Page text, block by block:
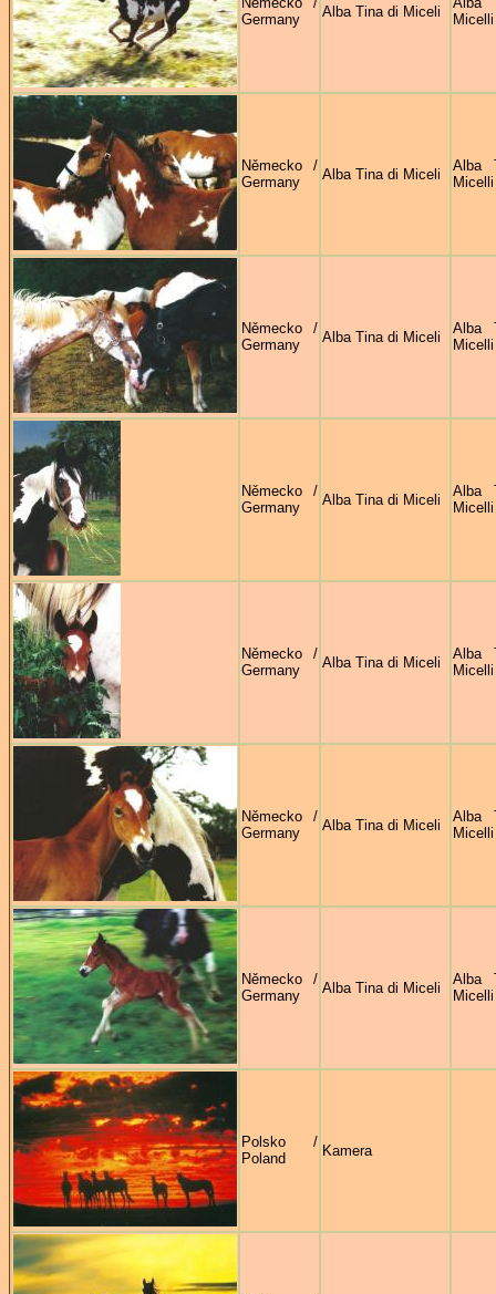
Germany
Alba Tina di Miceli
Micelli
Německo /
Germany
Alba Tina di Miceli
Alba
Micelli
Německo /
Germany
Alba Tina di Miceli
Alba
Micelli
Německo /
Germany
Alba Tina di Miceli
Alba
Micelli
Německo /
Germany
Alba Tina di Miceli
Alba
Micelli
Německo /
Germany
Alba Tina di Miceli
Alba
Micelli
Německo /
Germany
Alba Tina di Miceli
Alba
Micelli
Polsko /
Poland
Kamera